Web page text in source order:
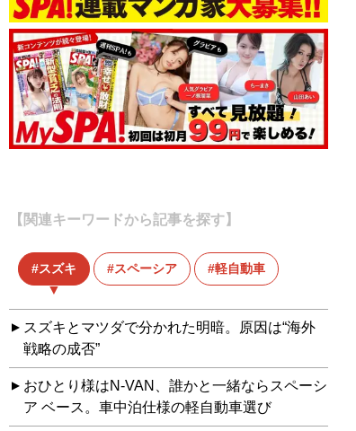
【関連キーワードから記事を探す】
スズキ スペーシア 軽自動車
スズキとマツダで分かれた明暗。原因は“海外
戦略の成否”
おひとり様はN-VAN、誰かと一緒ならスペーシ
ア ベース。車中泊仕様の軽自動車選び